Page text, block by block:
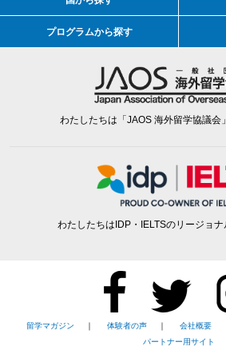
プログラムから探す
わたしたちは「JAOS 海外留学協議会
わたしたちはIDP・IELTSのリージョ
留学マガジン ｜ 体験者の声 ｜ 会社概要
パートナー用サイト